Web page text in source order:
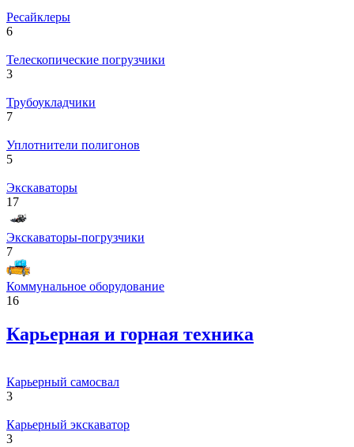
Ресайклеры
6
Телескопические погрузчики
3
Трубоукладчики
7
Уплотнители полигонов
5
Экскаваторы
17
Экскаваторы-погрузчики
7
Коммунальное оборудование
16
Карьерная и горная техника
Карьерный самосвал
3
Карьерный экскаватор
3